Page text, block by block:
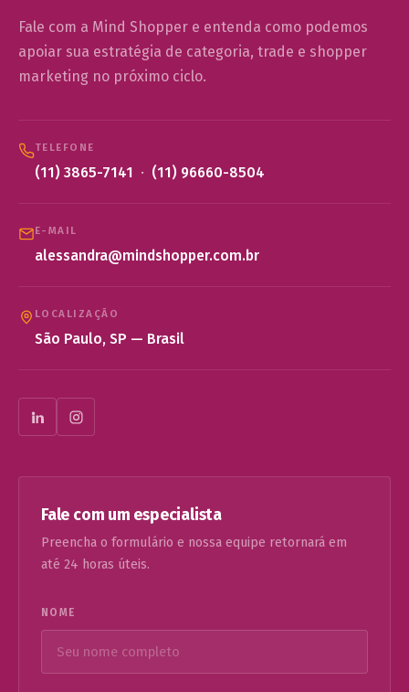
Fale com a Mind Shopper e entenda como podemos
apoiar sua estratégia de categoria, trade e shopper
marketing no próximo ciclo.
TELEFONE
(11) 3865-7141 · (11) 96660-8504
E-MAIL
alessandra@mindshopper.com.br
LOCALIZAÇÃO
São Paulo, SP — Brasil
Fale com um especialista
Preencha o formulário e nossa equipe retornará em
até 24 horas úteis.
NOME